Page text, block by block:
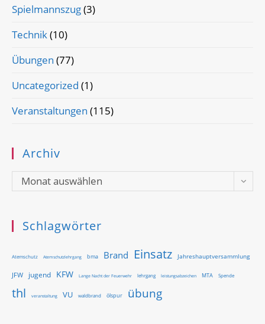
Spielmannszug(3)
Technik(10)
Übungen (77)
Uncategorized (1)
Veranstaltungen (115)
Archiv
Archiv
Monat auswählen
Schlagwörter
Atemschutz Atemschutzlehrgang bma Brand Einsatz Jahreshauptversammlung
JFW jugend KFW Lange Nacht der Feuerwehr lehrgang leistungsabzeichen MTA Spende
thl veranstaltung VU waldbrand ölspur übung